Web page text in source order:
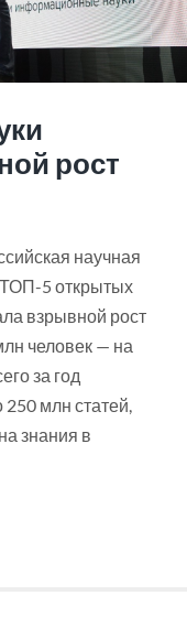
рост
научная
5 открытых
взрывной рост
человек — на
за год
млн статей,
знания в